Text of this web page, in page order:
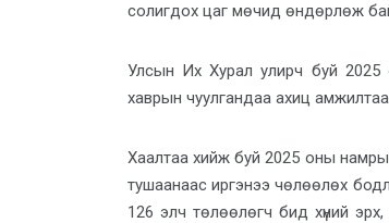
солигдох цаг мөчид өндөрлөж
Улсын Их Хурал улирч буй 2025
хаврын чуулгандаа ахиц
Хаалтаа хийж буй 2025 оны
тушаанаас иргэнээ чөлөөлөх
126 элч төлөөлөгч бид хүний